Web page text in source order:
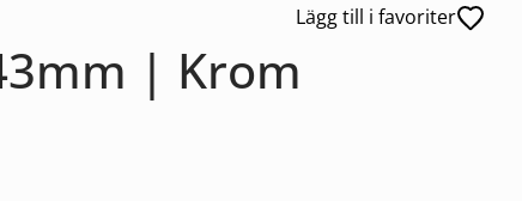
Lägg till i favoriter
| Krom